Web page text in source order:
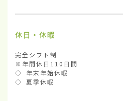
休日・休暇
完全シフト制
※年間休日110日間
◇ 年末年始休暇
◇ 夏季休暇